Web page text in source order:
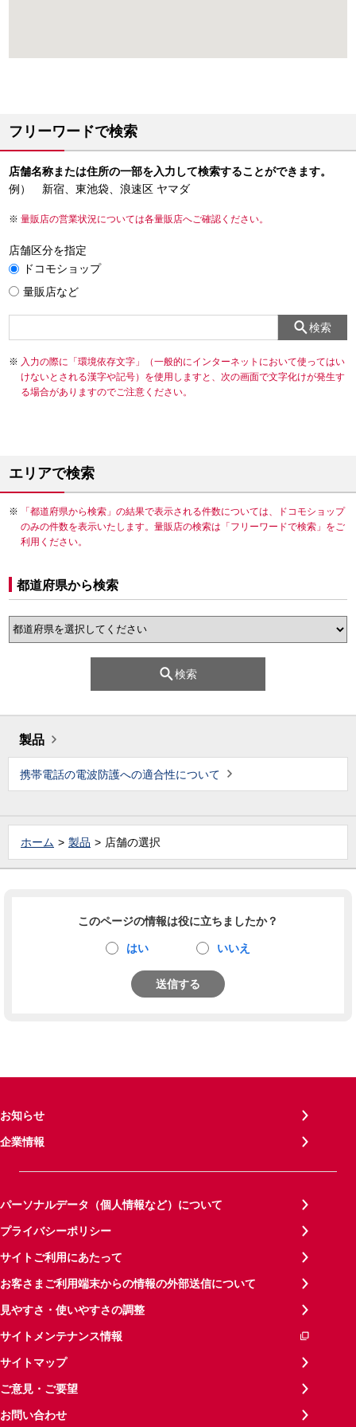
フリーワードで検索
店舗名称または住所の一部を入力して検索することができます。
例） 新宿、東池袋、浪速区 ヤマダ
量販店の営業状況については各量販店へご確認ください。
店舗区分を指定
ドコモショップ
量販店など
検索
入力の際に「環境依存文字」（一般的にインターネットにおいて使ってはい
けないとされる漢字や記号）を使用しますと、次の画面で文字化けが発生す
る場合がありますのでご注意ください。
エリアで検索
「都道府県から検索」の結果で表示される件数については、ドコモショップ
のみの件数を表示いたします。量販店の検索は「フリーワードで検索」をご
利用ください。
都道府県から検索
検索
製品
携帯電話の電波防護への適合性について
ホーム 製品 店舗の選択
このページの情報は役に立ちましたか？
はい いいえ
送信する
お知らせ
企業情報
パーソナルデータ（個人情報など）について
プライバシーポリシー
サイトご利用にあたって
お客さまご利用端末からの情報の外部送信について
見やすさ・使いやすさの調整
サイトメンテナンス情報
サイトマップ
ご意見・ご要望
お問い合わせ